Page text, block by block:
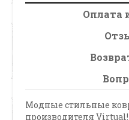
Оплата
Модные стильные
производителя Virtual!